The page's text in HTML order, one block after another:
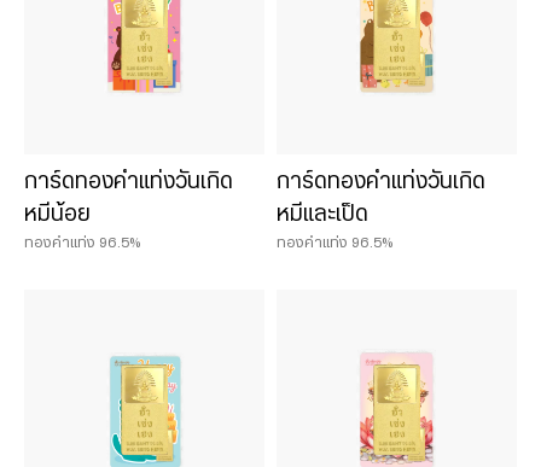
การ์ดทองคำแท่งวันเกิด
หมีน้อย
ทองคำแท่ง 96.5%
การ์ดทองคำแท่งวันเกิด
หมีและเป็ด
ทองคำแท่ง 96.5%